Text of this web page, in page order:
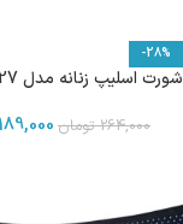
-28%
شورت اسلیپ زنانه مدل 5727-19
264,000 تومان